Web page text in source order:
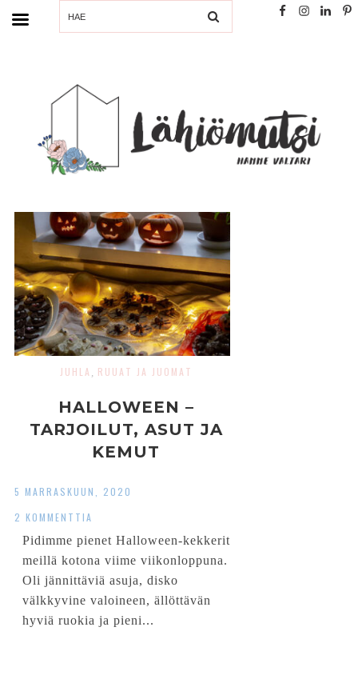
SEARCH
JUHLA RUUAT JA JUOMAT
HALLOWEEN –
TARJOILUT, ASUT JA
KEMUT
5 MARRASKUUN, 2020
2 KOMMENTTIA
Pidimme pienet Halloween-kekkerit
meillä kotona viime viikonloppuna.
Oli jännittäviä asuja, disko
välkkyvine valoineen, ällöttävän
hyviä ruokia ja pieni...